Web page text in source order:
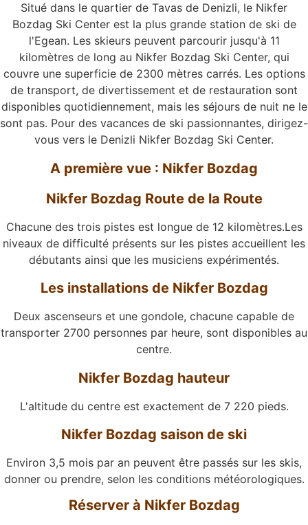
Situé dans le quartier de Tavas de Denizli, le Nikfer
Bozdag Ski Center est la plus grande station de ski de
l'Egean. Les skieurs peuvent parcourir jusqu'à 11
kilomètres de long au Nikfer Bozdag Ski Center, qui
couvre une superficie de 2300 mètres carrés. Les options
de transport, de divertissement et de restauration sont
disponibles quotidiennement, mais les séjours de nuit ne le
sont pas. Pour des vacances de ski passionnantes, dirigez-
vous vers le Denizli Nikfer Bozdag Ski Center.
A première vue : Nikfer Bozdag
Nikfer Bozdag Route de la Route
Chacune des trois pistes est longue de 12 kilomètres.Les
niveaux de difficulté présents sur les pistes accueillent les
débutants ainsi que les musiciens expérimentés.
Les installations de Nikfer Bozdag
Deux ascenseurs et une gondole, chacune capable de
transporter 2700 personnes par heure, sont disponibles au
centre.
Nikfer Bozdag hauteur
L'altitude du centre est exactement de 7 220 pieds.
Nikfer Bozdag saison de ski
Environ 3,5 mois par an peuvent être passés sur les skis,
donner ou prendre, selon les conditions météorologiques.
Réserver à Nikfer Bozdag